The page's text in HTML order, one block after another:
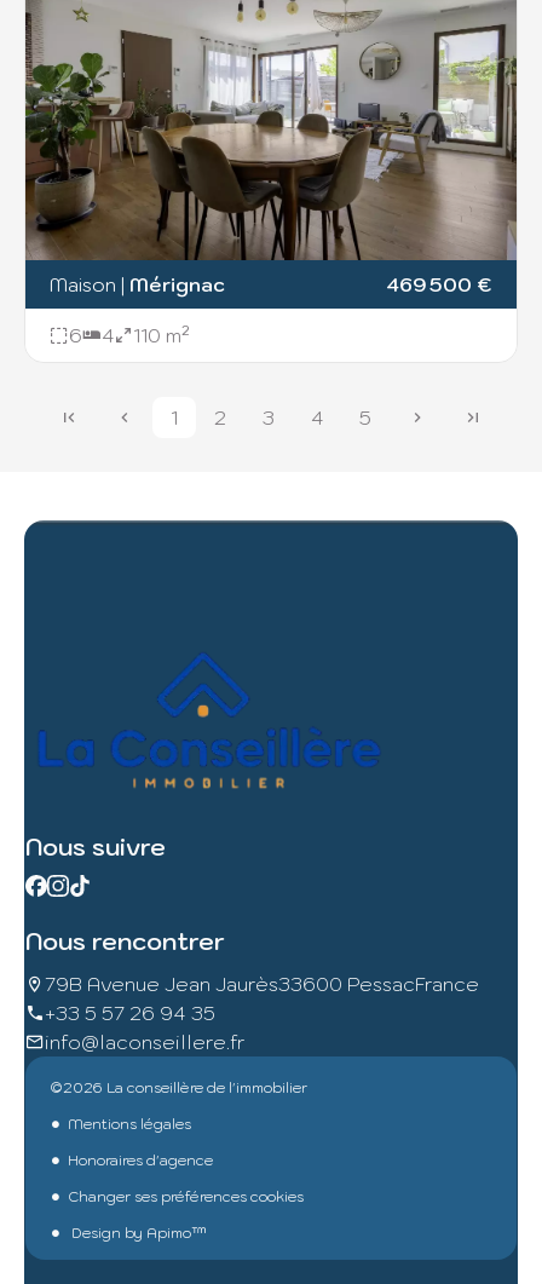
Maison | Mérignac 469 500 €
6 4 110 m²
1 2 3 4 5
Nous suivre
Nous rencontrer
79B Avenue Jean Jaurès33600 PessacFrance
+33 5 57 26 94 35
info@laconseillere.fr
©2026 La conseillère de l'immobilier
Mentions légales
Honoraires d'agence
Changer ses préférences cookies
Design by Apimo™